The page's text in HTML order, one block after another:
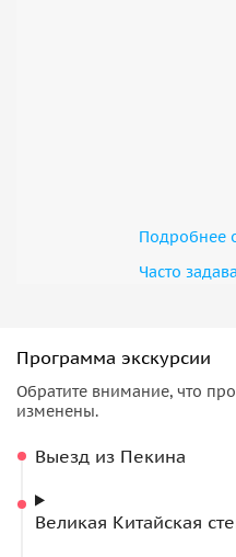
Подробнее
Часто
Программа экскурсии
Обратите внимание, что
изменены.
Выезд из Пекина
Великая Китайская